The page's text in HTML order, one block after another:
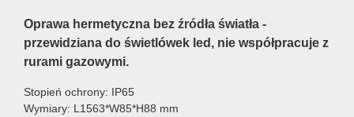
Oprawa hermetyczna bez źródła światła -
przewidziana do świetlówek led, nie współpracuje z
rurami gazowymi.
Stopień ochrony: IP65
Wymiary: L1563*W85*H88 mm